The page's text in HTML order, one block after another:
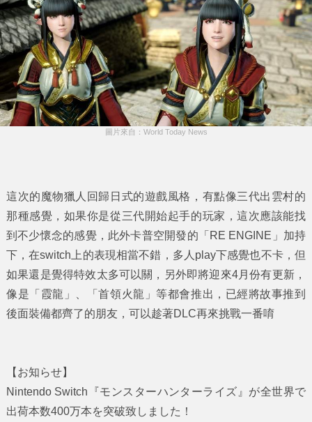
圖片來自：World Today News
這次的魔物獵人回歸日式的遊戲風格，有點像三代出雲村的
那種感覺，如果你是從三代開始起手的玩家，這次應該能找
到不少懷念的感覺，此外卡普空開發的「RE ENGINE」加持
下，在switch上的表現相當不錯，多人play下感覺也不卡，但
如果還是覺得特效太多可以關，另外即將迎來4月份有更新，
像是「霞龍」、「首領火龍」等都會推出，已經將故事推到
後面裝備都齊了的朋友，可以趁著DLC再來挑戰一番唷
【お知らせ】
Nintendo Switch『モンスターハンターライズ』が全世界で
出荷本数400万本を突破致しました！